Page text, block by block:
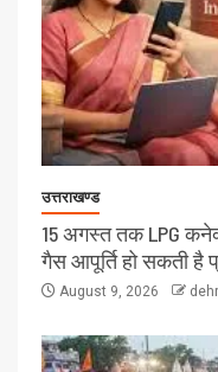
उत्तराखण्ड
15 अगस्त तक LPG
गैस आपूर्ति हो सकती है
August 9, 2026